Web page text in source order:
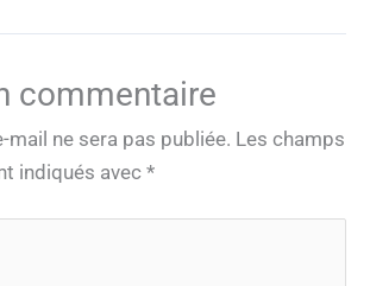
commentaire
mail ne sera pas publiée. Les champs
indiqués avec *